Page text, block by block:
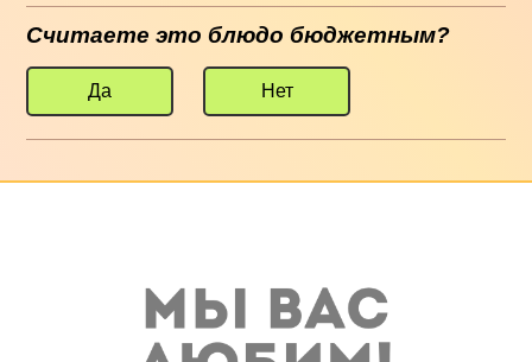
Считаете это блюдо бюджетным?
Да Нет